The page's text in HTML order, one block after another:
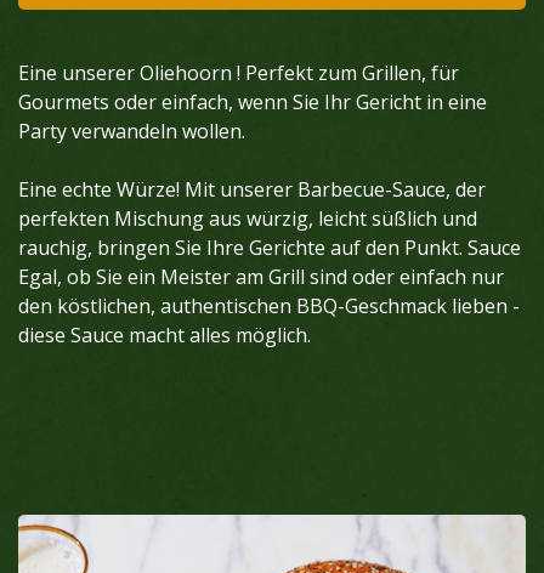
Eine unserer Oliehoorn ! Perfekt zum Grillen, für
Gourmets oder einfach, wenn Sie Ihr Gericht in eine
Party verwandeln wollen.
Eine echte Würze! Mit unserer Barbecue-Sauce, der
perfekten Mischung aus würzig, leicht süßlich und
rauchig, bringen Sie Ihre Gerichte auf den Punkt. Sauce
Egal, ob Sie ein Meister am Grill sind oder einfach nur
den köstlichen, authentischen BBQ-Geschmack lieben -
diese Sauce macht alles möglich.